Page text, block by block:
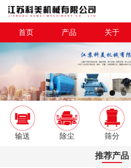
首页 产品 关于
输送 除尘 筛分
推荐产品